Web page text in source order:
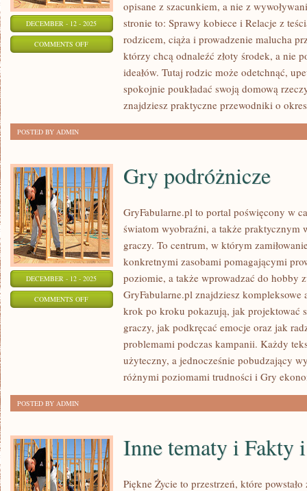
DECEMBER - 12 - 2025
COMMENTS OFFON
opisane z szacunkiem, a nie z
stronie to: Sprawy kobiece i Relacje z
rodzicem, ciąża i prowadzenie malucha
którzy chcą odnaleźć złoty środek, a nie
ideałów. Tutaj rodzic może odetchnąć,
spokojnie poukładać swoją domową
znajdziesz praktyczne przewodniki o
POSTED BY ADMIN
DECEMBER - 12 - 2025
COMMENTS OFFON
PODRÓŻNICZE
Gry podróżnicze
GryFabularne.pl to portal poświęcony w
światom wyobraźni, a także
graczy. To centrum, w którym
konkretnymi zasobami pomagającymi
poziomie, a także wprowadzać do hobby
GryFabularne.pl znajdziesz
krok po kroku pokazują, jak projektować
graczy, jak podkręcać emocje oraz jak
problemami podczas kampanii. Każdy
użyteczny, a jednocześnie pobudzający
różnymi poziomami trudności i Gry
POSTED BY ADMIN
Inne tematy i Fakty
Piękne Życie to przestrzeń, które